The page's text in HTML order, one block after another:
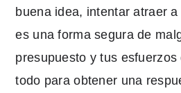
buena idea, intentar atraer
es una forma segura de
presupuesto y tus esfuerzos
todo para obtener una